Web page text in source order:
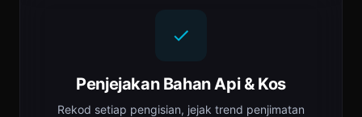
Penjejakan Bahan Api & Kos
Rekod setiap pengisian, jejak trend penjimatan